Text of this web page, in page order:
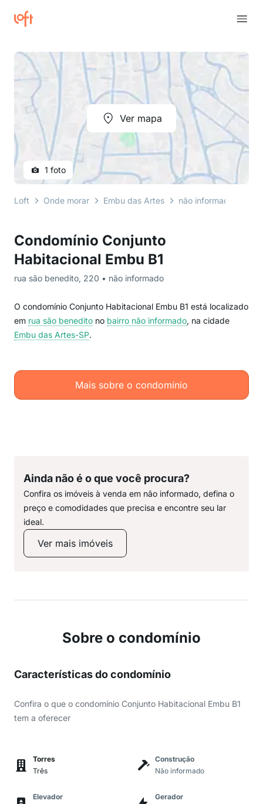
Condomínio Conjunto
Habitacional Embu B1
rua são benedito, 220 • não informado
O condomínio Conjunto Habitacional Embu B1 está localizado
em rua são benedito no bairro não informado, na cidade
Embu das Artes-SP.
Mais sobre o condomínio
Ver mapa
1 foto
Loft Onde morar Embu das Artes não informado
Ainda não é o que você procura?
Confira os imóveis à venda em não informado, defina o
preço e comodidades que precisa e encontre seu lar
ideal.
Ver mais imóveis
Sobre o condomínio
Características do condomínio
Confira o que o condomínio Conjunto Habitacional Embu B1
tem a oferecer
Torres
Três
Construção
Não informado
Elevador
Gerador